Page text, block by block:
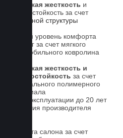
Высокая жесткость и
износостойкость за счет
5-слойной структуры
Новый уровень комфорта
для ног за счет мягкого
автомобильного ковролина
Высокая жесткость и
износостойкость за счет
специального полимерного
материала
Срок эксплуатации до 20 лет
Гарантия производителя
Чистота салона за счет